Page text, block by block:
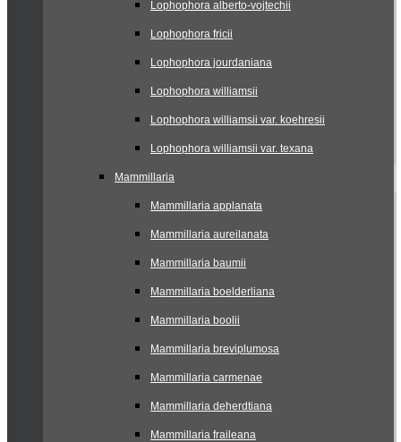
Lophophora alberto-vojtechii
Lophophora fricii
Lophophora jourdaniana
Lophophora williamsii
Lophophora williamsii var. koehresii
Lophophora williamsii var. texana
Mammillaria
Mammillaria applanata
Mammillaria aureilanata
Mammillaria baumii
Mammillaria boelderliana
Mammillaria boolii
Mammillaria breviplumosa
Mammillaria carmenae
Mammillaria deherdtiana
Mammillaria fraileana